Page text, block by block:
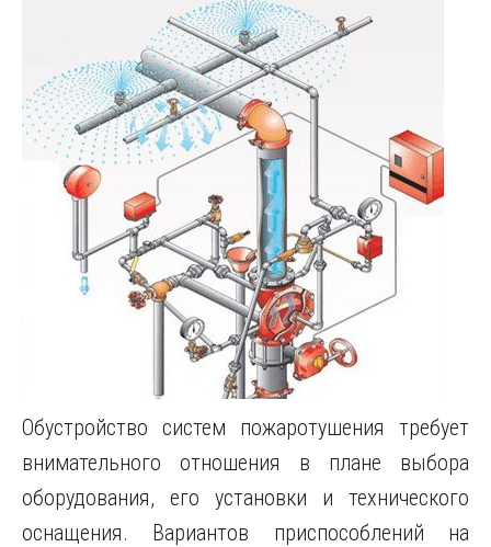
Обустройство систем пожаротушения требует
внимательного отношения в плане выбора
оборудования, его установки и технического
оснащения. Вариантов приспособлений на